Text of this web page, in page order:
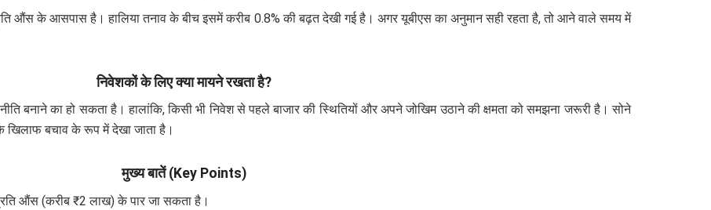
औंस के आसपास है। हालिया तनाव के बीच इसमें करीब 0.8% की बढ़त देखी गई है। अगर यूबीएस का अनुमान सही रहता है, तो आने वाले समय में
निवेशकों के लिए क्या मायने रखता है?
बनाने का हो सकता है। हालांकि, किसी भी निवेश से पहले बाजार की स्थितियों और अपने जोखिम उठाने की क्षमता को समझना जरूरी है। सोने
खिलाफ बचाव के रूप में देखा जाता है।
मुख्य बातें (Key Points)
औंस (करीब ₹2 लाख) के पार जा सकता है।